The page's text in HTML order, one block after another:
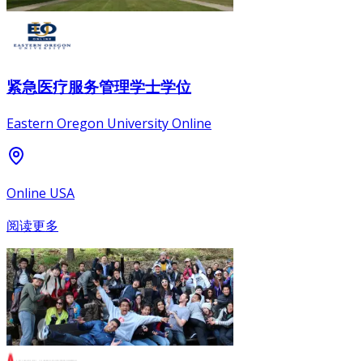
紧急医疗服务管理学士学位
Eastern Oregon University Online
Online USA
阅读更多